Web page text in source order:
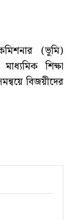
(ভূমি)
শিক্ষা
বিজয়ীদের